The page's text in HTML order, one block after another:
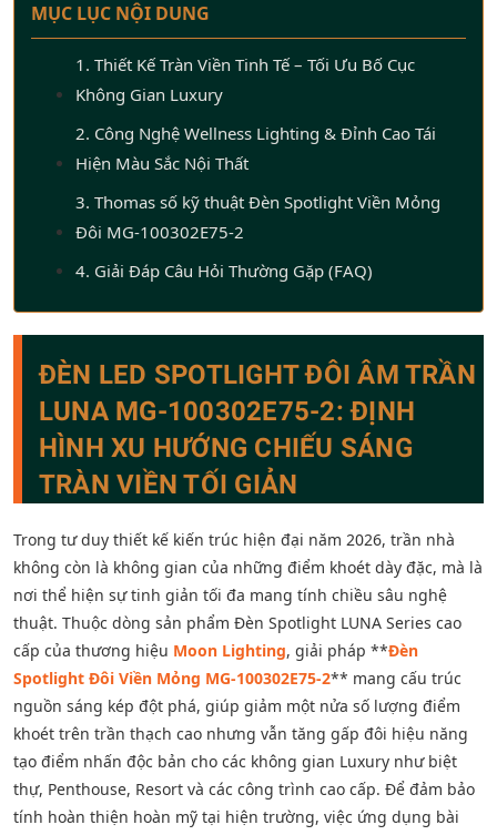
MỤC LỤC NỘI DUNG
1. Thiết Kế Tràn Viền Tinh Tế – Tối Ưu Bố Cục
Không Gian Luxury
2. Công Nghệ Wellness Lighting & Đỉnh Cao Tái
Hiện Màu Sắc Nội Thất
3. Thomas số kỹ thuật Đèn Spotlight Viền Mỏng
Đôi MG-100302E75-2
4. Giải Đáp Câu Hỏi Thường Gặp (FAQ)
ĐÈN LED SPOTLIGHT ĐÔI ÂM TRẦN
LUNA MG-100302E75-2: ĐỊNH
HÌNH XU HƯỚNG CHIẾU SÁNG
TRÀN VIỀN TỐI GIẢN
Trong tư duy thiết kế kiến trúc hiện đại năm 2026, trần nhà
không còn là không gian của những điểm khoét dày đặc, mà là
nơi thể hiện sự tinh giản tối đa mang tính chiều sâu nghệ
thuật. Thuộc dòng sản phẩm Đèn Spotlight LUNA Series cao
cấp của thương hiệu Moon Lighting, giải pháp **Đèn
Spotlight Đôi Viền Mỏng MG-100302E75-2** mang cấu trúc
nguồn sáng kép đột phá, giúp giảm một nửa số lượng điểm
khoét trên trần thạch cao nhưng vẫn tăng gấp đôi hiệu năng
tạo điểm nhấn độc bản cho các không gian Luxury như biệt
thự, Penthouse, Resort và các công trình cao cấp. Để đảm bảo
tính hoàn thiện hoàn mỹ tại hiện trường, việc ứng dụng bài